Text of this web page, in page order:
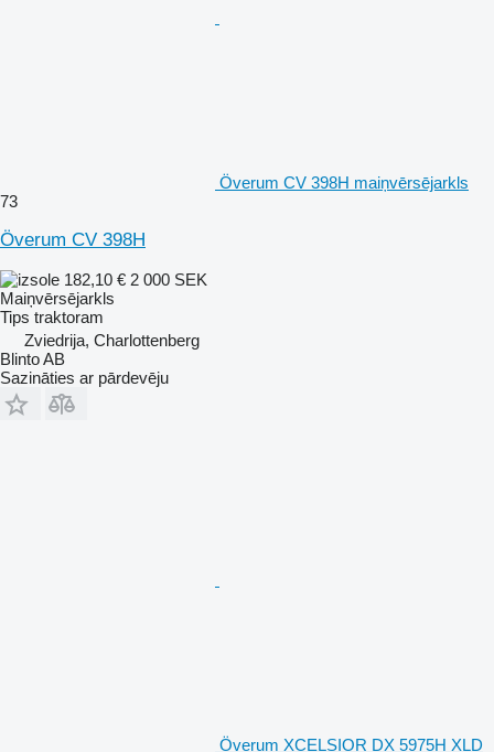
Överum CV 398H maiņvērsējarkls
73
Överum CV 398H
182,10 € 2 000 SEK
Maiņvērsējarkls
Tips traktoram
Zviedrija, Charlottenberg
Blinto AB
Sazināties ar pārdevēju
Överum XCELSIOR DX 5975H XLD